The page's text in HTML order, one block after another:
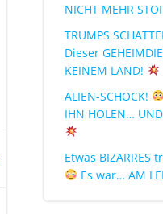
NICHT MEHR
TRUMPS
Dieser
KEINEM LAND!
ALIEN-SCHOCK!
IHN HOLEN… UND
Etwas BIZARRES
Es war… AM